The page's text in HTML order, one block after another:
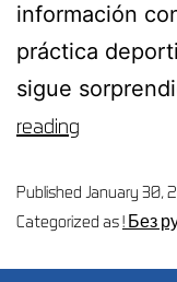
información
práctica
sigue
reading
Published January 30,
Categorized as! Без